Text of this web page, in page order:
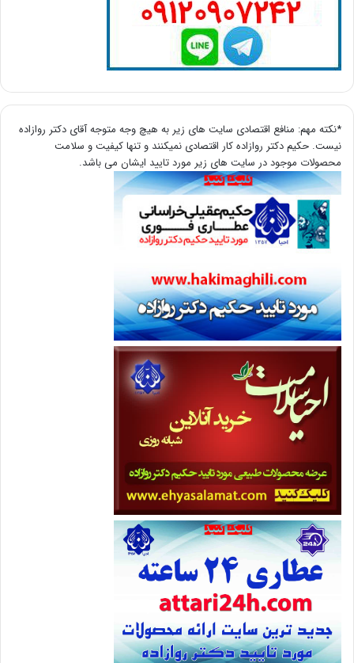
*نکته مهم: منافع اقتصادی سایت های زیر به هیچ وجه متوجه آقای دکتر روازاده
نیست. حکیم دکتر روازاده کار اقتصادی نمیکنند و تنها کیفیت و سلامت
محصولات موجود در سایت های زیر مورد تایید ایشان می باشد.